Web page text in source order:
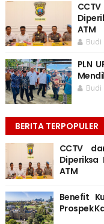
ATM
Budi
PLN
Budi
BERITA TERPOPULER
CCTV
Diperiksa
ATM
Benefit
Prospek